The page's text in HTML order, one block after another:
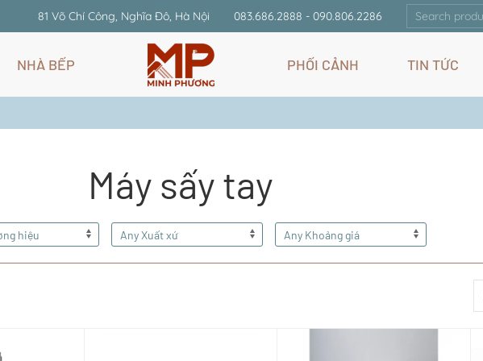
81 Võ Chí Công, Nghĩa Đô, Hà Nội 083.686.2888 - 090.806.2286
Search
for:
NHÀ BẾP PHỐI CẢNH TIN TỨC
Máy sấy tay